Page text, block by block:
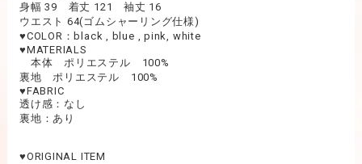
身幅 39 着丈 121 袖丈 16
ウエスト 64(ゴムシャーリング仕様)
♥︎COLOR：black , blue , pink, white
♥︎MATERIALS
本体 ポリエステル 100%
裏地 ポリエステル 100%
♥︎FABRIC
透け感：なし
裏地：あり
♥︎ORIGINAL ITEM